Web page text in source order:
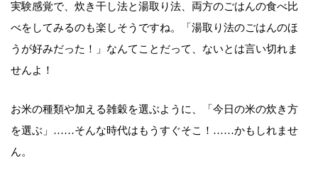
実験感覚で、炊き干し法と湯取り法、両方のごはんの食べ比
べをしてみるのも楽しそうですね。「湯取り法のごはんのほ
うが好みだった！」なんてことだって、ないとは言い切れま
せんよ！
お米の種類や加える雑穀を選ぶように、「今日の米の炊き方
を選ぶ」……そんな時代はもうすぐそこ！……かもしれませ
ん。